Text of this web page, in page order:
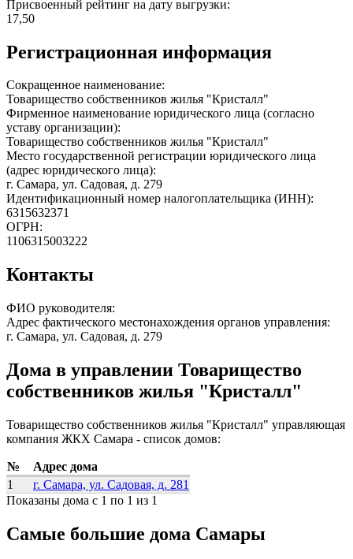
Присвоенный рейтинг на дату выгрузки:
17,50
Регистрационная информация
Сокращенное наименование:
Товарищество собственников жилья "Кристалл"
Фирменное наименование юридического лица (согласно
уставу организации):
Товарищество собственников жилья "Кристалл"
Место государственной регистрации юридического лица
(адрес юридического лица):
г. Самара, ул. Садовая, д. 279
Идентификационный номер налогоплательщика (ИНН):
6315632371
ОГРН:
1106315003222
Контакты
ФИО руководителя:
Адрес фактического местонахождения органов управления:
г. Самара, ул. Садовая, д. 279
Дома в управлении Товарищество
собственников жилья "Кристалл"
Товарищество собственников жилья "Кристалл" управляющая
компания ЖКХ Самара - список домов:
№
Адрес дома
1
г. Самара, ул. Садовая, д. 281
Показаны дома с 1 по 1 из 1
Самые большие дома Самары